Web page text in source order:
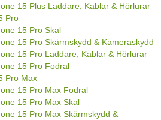
15 Plus Laddare, Kablar & Hörlurar
Pro
15 Pro Skal
15 Pro Skärmskydd & Kameraskydd
15 Pro Laddare, Kablar & Hörlurar
15 Pro Fodral
Pro Max
15 Pro Max Fodral
15 Pro Max Skal
15 Pro Max Skärmskydd &